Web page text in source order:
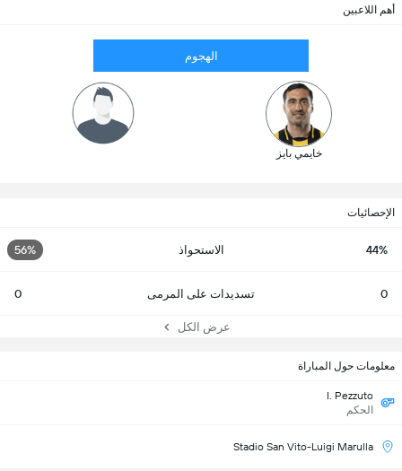
أهم اللاعبين
الهجوم
خايمي بايز
الإحصائيات
44% الاستحواذ 56%
0 تسديدات على المرمى 0
عرض الكل
معلومات حول المباراة
I. Pezzuto
الحكم
Stadio San Vito-Luigi Marulla